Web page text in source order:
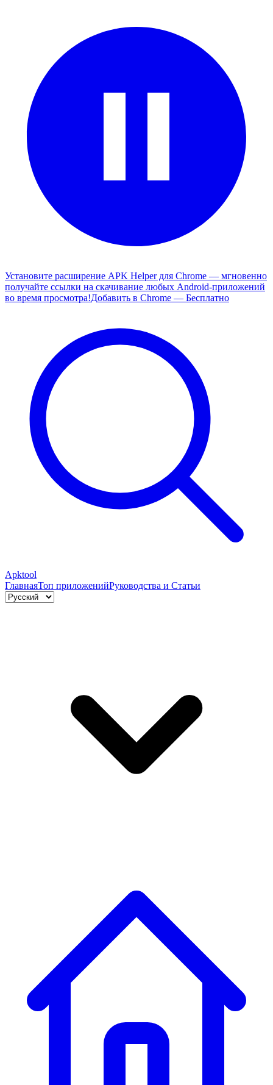
Установите расширение APK Helper для Chrome — мгновенно
получайте ссылки на скачивание любых Android-приложений
во время просмотра!Добавить в Chrome — Бесплатно
Apktool
ГлавнаяТоп приложенийРуководства и Статьи